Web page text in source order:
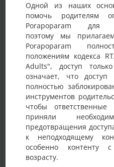
Одной из наших
помочь родителям
Porapoparam для
поэтому мы
Porapoparam
положениям кодекса
Adults", доступ
означает, что
полностью
инструментов
чтобы
приняли
предотвращения
к неподходящему
особенно контенту
возрасту.
Фото Активность
Имя на сайте
Vlad
Возраст
45-50 лет
Страна
Украина
Город